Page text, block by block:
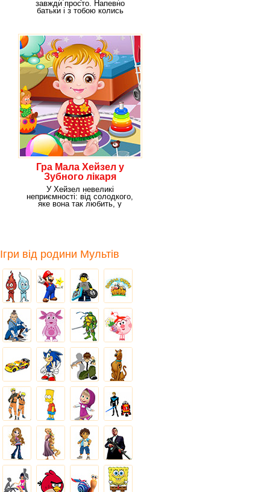
завжди просто. Напевно
батьки і з тобою колись
Гра Мала Хейзел у
Зубного лікаря
У Хейзел невеликі
неприємності: від солодкого,
яке вона так любить, у
Ігри від родини Мультів